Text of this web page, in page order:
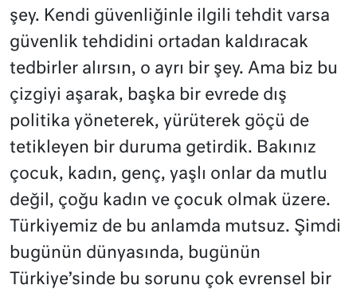
şey. Kendi güvenliğinle ilgili tehdit varsa
güvenlik tehdidini ortadan kaldıracak
tedbirler alırsın, o ayrı bir şey. Ama biz bu
çizgiyi aşarak, başka bir evrede dış
politika yöneterek, yürüterek göçü de
tetikleyen bir duruma getirdik. Bakınız
çocuk, kadın, genç, yaşlı onlar da mutlu
değil, çoğu kadın ve çocuk olmak üzere.
Türkiyemiz de bu anlamda mutsuz. Şimdi
bugünün dünyasında, bugünün
Türkiye’sinde bu sorunu çok evrensel bir